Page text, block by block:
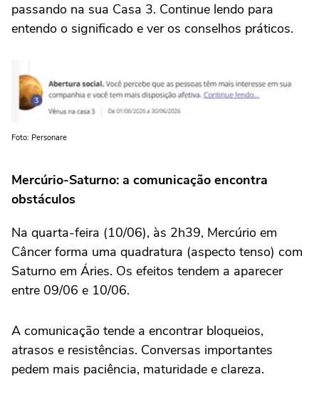
passando na sua Casa 3. Continue lendo para
entendo o significado e ver os conselhos práticos.
Foto: Personare
Mercúrio-Saturno: a comunicação encontra
obstáculos
Na quarta-feira (10/06), às 2h39, Mercúrio em
Câncer forma uma quadratura (aspecto tenso) com
Saturno em Áries. Os efeitos tendem a aparecer
entre 09/06 e 10/06.
A comunicação tende a encontrar bloqueios,
atrasos e resistências. Conversas importantes
pedem mais paciência, maturidade e clareza.